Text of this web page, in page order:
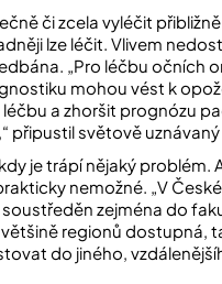
či zcela vyléčit
lze léčit. Vlivem
„Pro léčbu očních
mohou vést k
a zhoršit prognózu
připustil světově
je trápí nějaký problém.
nemožné. „V
zejména do
regionů dostupná,
do jiného,